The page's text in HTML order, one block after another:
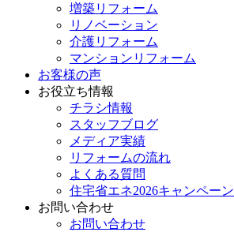
増築リフォーム
リノベーション
介護リフォーム
マンションリフォーム
お客様の声
お役立ち情報
チラシ情報
スタッフブログ
メディア実績
リフォームの流れ
よくある質問
住宅省エネ2026キャンペーン
お問い合わせ
お問い合わせ